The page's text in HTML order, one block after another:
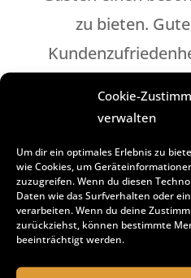
Cookie-
verwalten
Um dir ein optimales Erlebnis zu
wie Cookies, um
zuzugreifen. Wenn du diesen
Daten wie das Surfverhalten oder
verarbeiten. Wenn du deine
zurückziehst, können bestimmte
beeinträchtigt werden.
zu bieten.
Dann richte